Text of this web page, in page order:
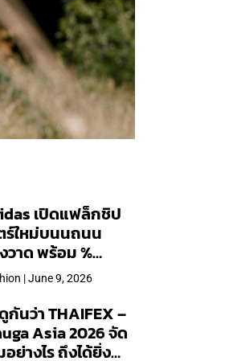
เปิดแฟล็กชิป
ร์ใหม่บนนถนน
วาด พร้อม %
และคอลเลก
พิเศษเฉพาะสาขา
| June 9, 2026
กันว่า THAIFEX –
Asia 2026 จัด
อย่างไร ถึงได้ยิ่ง